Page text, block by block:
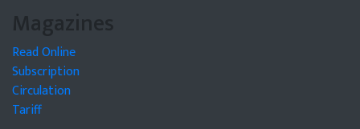
Magazines
Read Online
Subscription
Circulation
Tariff